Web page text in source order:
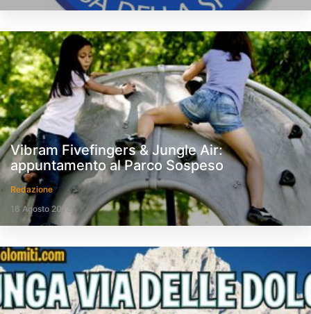
Vibram Fivefingers & Jungle Air:
appuntamento al Parco Sospeso
Redazione
16 Agosto 2013